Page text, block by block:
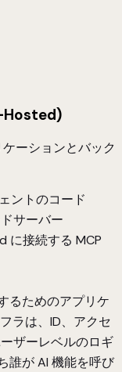
Hosted)
ーションとバック
ントのコード
サーバー
に接続する MCP
るためのアプリケ
ラは、ID、アクセ
ザーレベルのロギ
誰が AI 機能を呼び